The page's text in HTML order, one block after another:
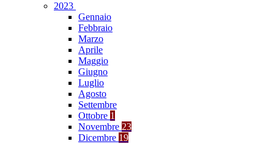
2023
Gennaio
Febbraio
Marzo
Aprile
Maggio
Giugno
Luglio
Agosto
Settembre
Ottobre 1
Novembre 23
Dicembre 19